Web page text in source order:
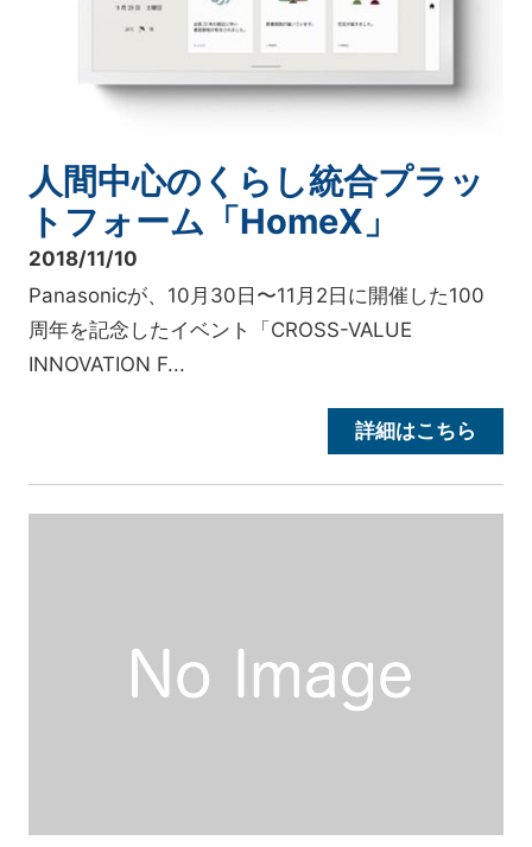
人間中心のくらし統合プラッ
トフォーム「HomeX」
2018/11/10
Panasonicが、10月30日〜11月2日に開催した100
周年を記念したイベント「CROSS-VALUE
INNOVATION F...
詳細はこちら